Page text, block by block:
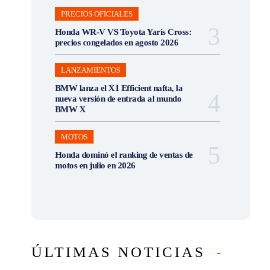
PRECIOS OFICIALES
Honda WR-V VS Toyota Yaris Cross:
precios congelados en agosto 2026
LANZAMIENTOS
BMW lanza el X1 Efficient nafta, la
nueva versión de entrada al mundo
BMW X
MOTOS
Honda dominó el ranking de ventas de
motos en julio en 2026
ÚLTIMAS NOTICIAS